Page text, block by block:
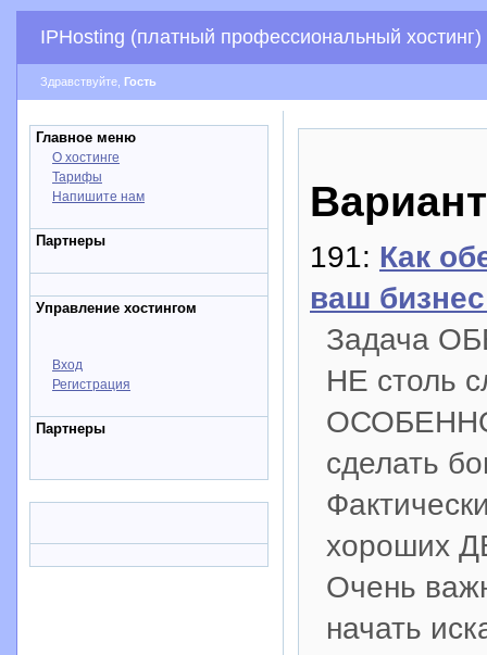
IPHosting (платный профессиональный хостинг)
Здравствуйте, Гость
Главное меню
О хостинге
Тарифы
Напишите нам
Партнеры
Управление хостингом
Вход
Регистрация
Партнеры
191: Как
ваш
Задача
НЕ столь
ОСОБЕННО
сделать
хороших
Очень
начать